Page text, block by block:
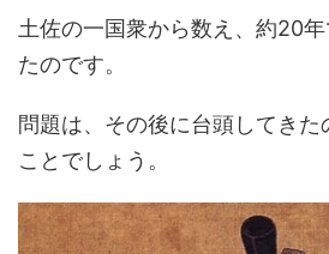
土佐の一国衆から数え、約20
たのです。
問題は、その後に台頭してきた
ことでしょう。